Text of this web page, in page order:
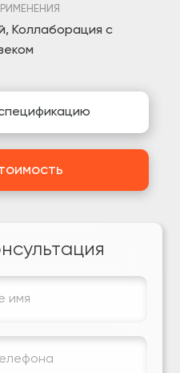
Коллаборация с